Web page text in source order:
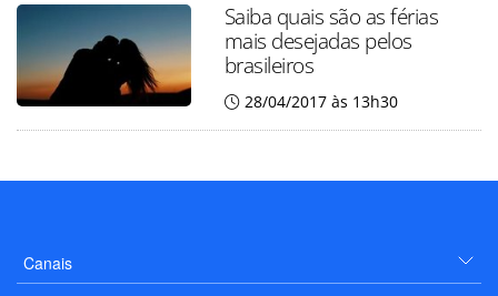
Saiba quais são as férias
mais desejadas pelos
brasileiros
28/04/2017 às 13h30
Canais